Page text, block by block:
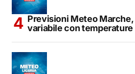
Previsioni Meteo
variabile con